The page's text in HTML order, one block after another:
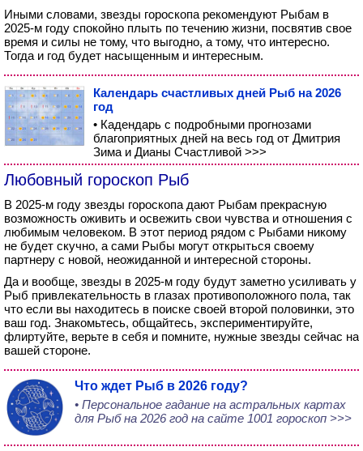
Иными словами, звезды гороскопа рекомендуют Рыбам в
2025-м году спокойно плыть по течению жизни, посвятив свое
время и силы не тому, что выгодно, а тому, что интересно.
Тогда и год будет насыщенным и интересным.
Календарь счастливых дней Рыб на 2026
год
• Кадендарь с подробными прогнозами
благоприятных дней на весь год от Дмитрия
Зима и Дианы Счастливой >>>
Любовный гороскоп Рыб
В 2025-м году звезды гороскопа дают Рыбам прекрасную
возможность оживить и освежить свои чувства и отношения с
любимым человеком. В этот период рядом с Рыбами никому
не будет скучно, а сами Рыбы могут открыться своему
партнеру с новой, неожиданной и интересной стороны.
Да и вообще, звезды в 2025-м году будут заметно усиливать у
Рыб привлекательность в глазах противоположного пола, так
что если вы находитесь в поиске своей второй половинки, это
ваш год. Знакомьтесь, общайтесь, экспериментируйте,
флиртуйте, верьте в себя и помните, нужные звезды сейчас на
вашей стороне.
Что ждет Рыб в 2026 году?
• Персональное гадание на астральных картах
для Рыб на 2026 год на сайте 1001 гороскоп >>>